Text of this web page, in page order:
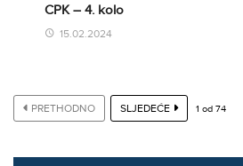
CPK – 4. kolo
15.02.2024
PRETHODNO SLJEDEĆE 1 od 74